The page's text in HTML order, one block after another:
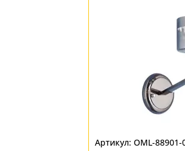
OML-88901-